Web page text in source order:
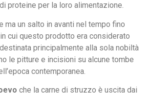
proteine per la loro alimentazione.
ma un salto in avanti nel tempo fino
in cui questo prodotto era considerato
principalmente alla sola nobiltà
le pitture e incisioni su alcune tombe
contemporanea.
che la carne di struzzo è uscita dai